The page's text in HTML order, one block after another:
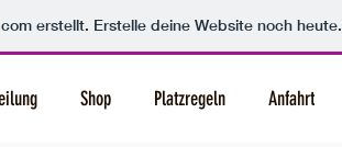
erstellt. Erstelle deine Website noch heute.
Shop Platzregeln Anfahrt